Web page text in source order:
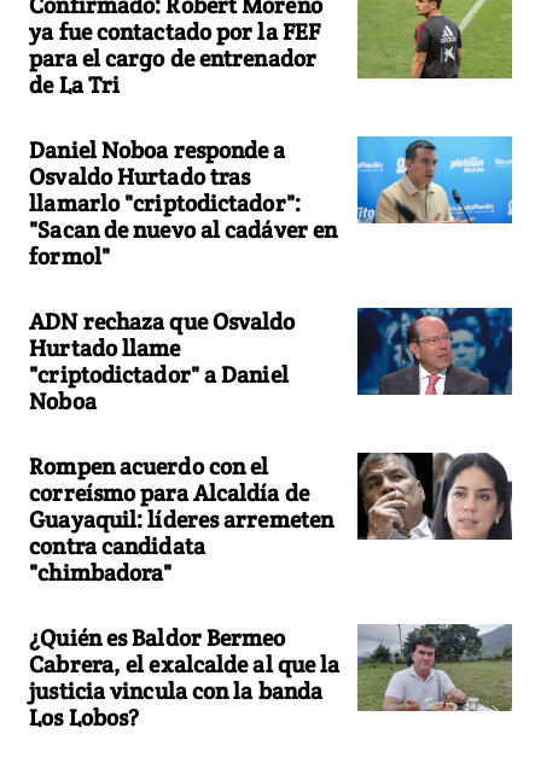
ya fue contactado por la FEF
para el cargo de entrenador
de La Tri
Daniel Noboa responde a
Osvaldo Hurtado tras
llamarlo "criptodictador":
"Sacan de nuevo al cadáver en
formol"
ADN rechaza que Osvaldo
Hurtado llame
"criptodictador" a Daniel
Noboa
Rompen acuerdo con el
correísmo para Alcaldía de
Guayaquil: líderes arremeten
contra candidata
"chimbadora"
¿Quién es Baldor Bermeo
Cabrera, el exalcalde al que la
justicia vincula con la banda
Los Lobos?